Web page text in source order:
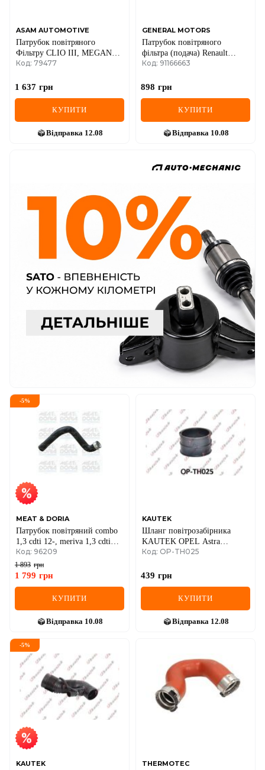
ASAM AUTOMOTIVE
Патрубок повітряного
Фільтру CLIO III, MEGANE
II, SCENIC II 1.5 dCi
Код: 79477
1 637 грн
КУПИТИ
Відправка 12.08
GENERAL MOTORS
Патрубок повітряного
фільтра (подача) Renault
Trafic + Opel Vivaro 01->
Код: 91166663
898 грн
КУПИТИ
Відправка 10.08
-5%
MEAT & DORIA
Патрубок повітряний combo
1,3 cdti 12-, meriva 1,3 cdti
03-
Код: 96209
1 893 грн
1 799 грн
КУПИТИ
Відправка 10.08
KAUTEK
Шланг повітрозабірника
KAUTEK OPEL Astra
F,Vectra B
Код: OP-TH025
439 грн
КУПИТИ
Відправка 12.08
-5%
KAUTEK THERMOTEC